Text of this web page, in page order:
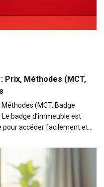
Prix, Méthodes (MCT,
(MCT, Badge
badge d’immeuble est
accéder facilement et…